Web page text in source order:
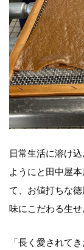
日常生活に溶け
ようにと田中屋
て、お値打ちな徳
味にこだわる生
「長く愛されて